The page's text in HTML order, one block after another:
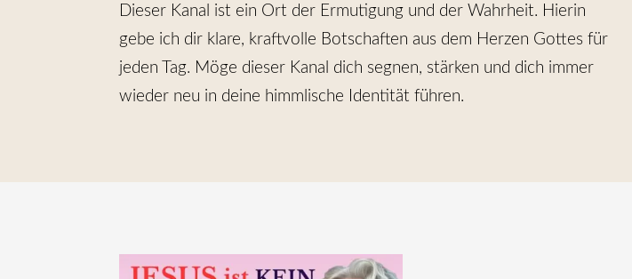
Dieser Kanal ist ein Ort der Ermutigung und der Wahrheit. Hierin
gebe ich dir klare, kraftvolle Botschaften aus dem Herzen Gottes für
jeden Tag. Möge dieser Kanal dich segnen, stärken und dich immer
wieder neu in deine himmlische Identität führen.